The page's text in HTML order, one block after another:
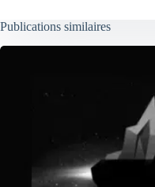
Publications similaires